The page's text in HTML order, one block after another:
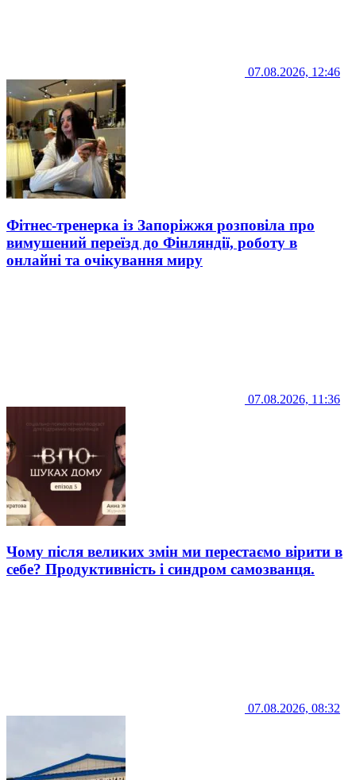
07.08.2026, 12:46
Фітнес-тренерка із Запоріжжя розповіла про
вимушений переїзд до Фінляндії, роботу в
онлайні та очікування миру
07.08.2026, 11:36
Чому після великих змін ми перестаємо вірити в
себе? Продуктивність і синдром самозванця.
07.08.2026, 08:32